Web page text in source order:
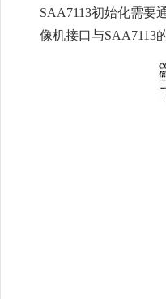
SAA7113初始化需要
像机接口与SAA7113